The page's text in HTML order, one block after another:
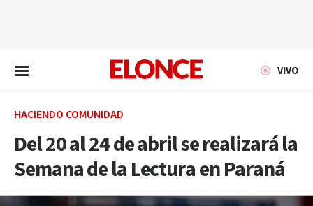
VIVO
HACIENDO COMUNIDAD
Del 20 al 24 de abril se realizará la
Semana de la Lectura en Paraná